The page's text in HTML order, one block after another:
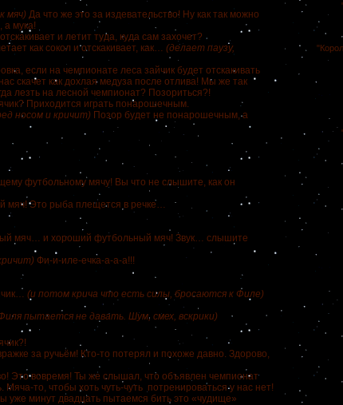
мяч) Да что же это за издевательство! Ну как так можно
а мука!
и летит туда, куда сам захочет?
как сокол и отскакивает, как… (делает паузу,
если на чемпионате леса зайчик будет отскакивать
скачет как дохлая медуза после отлива! Мы же так
лезть на лесной чемпионат? Позориться?!
Приходится играть понарошечным.
носом и кричит) Позор будет не понарошечным, а
футбольному мячу! Вы что не слышите, как он
мяч! Это рыба плещется в речке…
мяч… и хороший футбольный мяч! Звук… слышите
Фи-и-иле-ечка-а-а-а!!!
(и потом крича что есть силы, бросаются к Филе)
пытается не давать. Шум, смех, вскрики)
за ручьём! Кто-то потерял и похоже давно. Здорово,
Это вовремя! Ты же слышал, что объявлен чемпионат
то, чтобы хоть чуть-чуть потренироваться у нас нет!
уже минут двадцать пытаемся бить это «чудище»